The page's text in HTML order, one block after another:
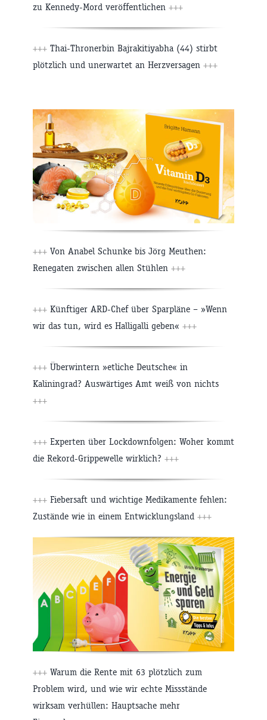
zu Kennedy-Mord veröffentlichen +++
+++ Thai-Thronerbin Bajrakitiyabha (44) stirbt
plötzlich und unerwartet an Herzversagen +++
+++ Von Anabel Schunke bis Jörg Meuthen:
Renegaten zwischen allen Stühlen +++
+++ Künftiger ARD-Chef über Sparpläne – »Wenn
wir das tun, wird es Halligalli geben« +++
+++ Überwintern »etliche Deutsche« in
Kaliningrad? Auswärtiges Amt weiß von nichts
+++
+++ Experten über Lockdownfolgen: Woher kommt
die Rekord-Grippewelle wirklich? +++
+++ Fiebersaft und wichtige Medikamente fehlen:
Zustände wie in einem Entwicklungsland +++
+++ Warum die Rente mit 63 plötzlich zum
Problem wird, und wie wir echte Missstände
wirksam verhüllen: Hauptsache mehr